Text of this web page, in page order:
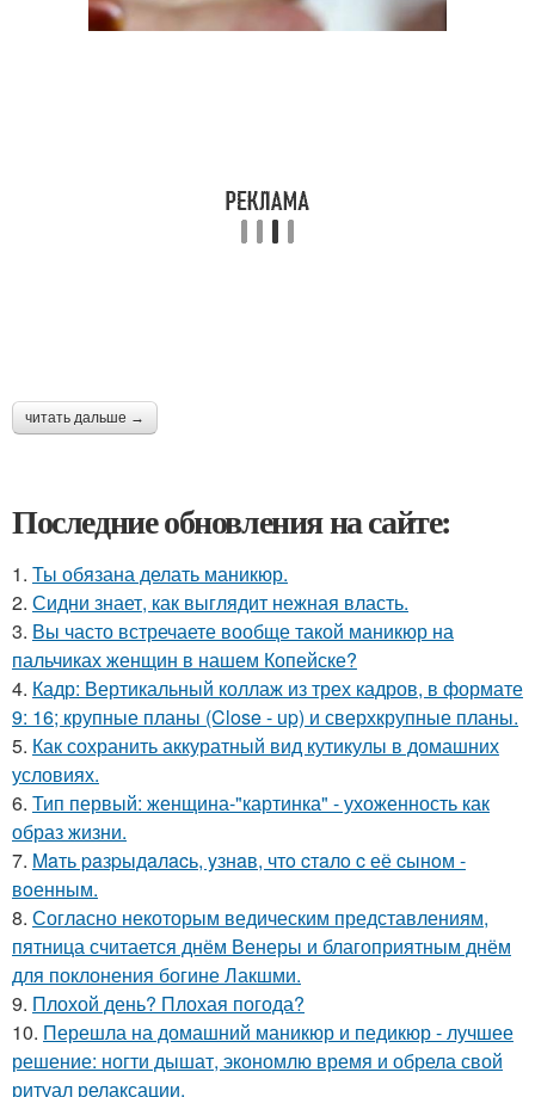
читать дальше →
Последние обновления на сайте:
1. Ты обязана делать маникюр.
2. Сидни знает, как выглядит нежная власть.
3. Вы часто встречаете вообще такой маникюр на
пальчиках женщин в нашем Копейске?
4. Кадр: Вертикальный коллаж из трех кадров, в формате
9: 16; крупные планы (Close - up) и сверхкрупные планы.
5. Как сохранить аккуратный вид кутикулы в домашних
условиях.
6. Тип первый: женщина-"картинка" - ухоженность как
образ жизни.
7. Maть paзpыдaлacь, yзнaв, чтo cтaлo c её cынoм -
вoенным.
8. Согласно некоторым ведическим представлениям,
пятница считается днём Венеры и благоприятным днём
для поклонения богине Лакшми.
9. Плохой день? Плохая погода?
10. Перешла на домашний маникюр и педикюр - лучшее
решение: ногти дышат, экономлю время и обрела свой
ритуал релаксации.